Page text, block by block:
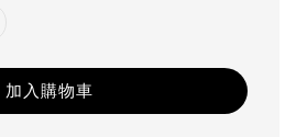
加入購物車